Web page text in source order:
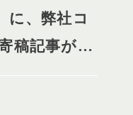
に、弊社コ
稿記事が掲